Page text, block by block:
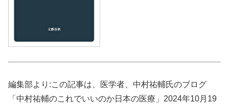
編集部より:この記事は、医学者、中村祐輔氏のブログ
「中村祐輔のこれでいいのか日本の医療」2024年10月19